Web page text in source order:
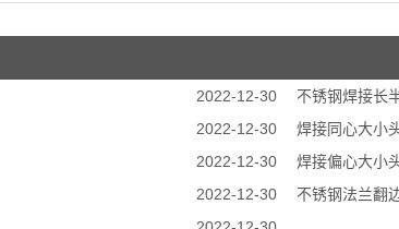
2022-12-30 不锈钢焊接长
2022-12-30 焊接同心大小
2022-12-30 焊接偏心大小
2022-12-30 不锈钢法兰翻